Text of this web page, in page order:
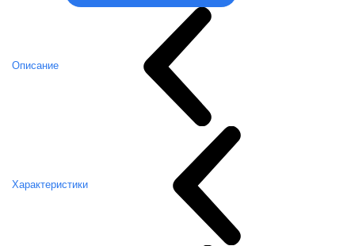
Описание
Характеристики